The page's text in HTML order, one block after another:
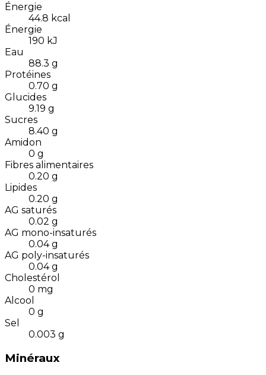
Énergie
44.8 kcal
Énergie
190 kJ
Eau
88.3 g
Protéines
0.70 g
Glucides
9.19 g
Sucres
8.40 g
Amidon
0 g
Fibres alimentaires
0.20 g
Lipides
0.20 g
AG saturés
0.02 g
AG mono-insaturés
0.04 g
AG poly-insaturés
0.04 g
Cholestérol
0 mg
Alcool
0 g
Sel
0.003 g
Minéraux